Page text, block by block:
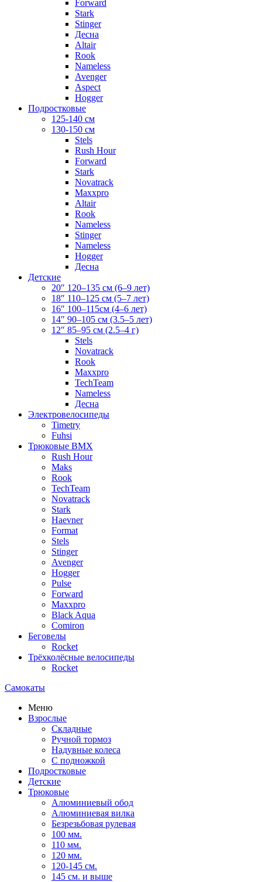
Forward
Stark
Stinger
Десна
Altair
Rook
Nameless
Avenger
Aspect
Hogger
Подростковые
125-140 см
130-150 см
Stels
Rush Hour
Forward
Stark
Novatrack
Maxxpro
Altair
Rook
Nameless
Stinger
Nameless
Hogger
Десна
Детские
20″ 120–135 см (6–9 лет)
18″ 110–125 см (5–7 лет)
16″ 100–115см (4–6 лет)
14″ 90–105 см (3.5–5 лет)
12″ 85–95 см (2.5–4 г)
Stels
Novatrack
Rook
Maxxpro
TechTeam
Nameless
Десна
Электровелосипеды
Timetry
Fuhsi
Трюковые BMX
Rush Hour
Maks
Rook
TechTeam
Novatrack
Stark
Haevner
Format
Stels
Stinger
Avenger
Hogger
Pulse
Forward
Maxxpro
Black Aqua
Comiron
Беговелы
Rocket
Трёхколёсные велосипеды
Rocket
Самокаты
Меню
Взрослые
Складные
Ручной тормоз
Надувные колеса
С подножкой
Подростковые
Детские
Трюковые
Алюминиевый обод
Алюминиевая вилка
Безрезьбовая рулевая
100 мм.
110 мм.
120 мм.
120-145 см.
145 см. и выше